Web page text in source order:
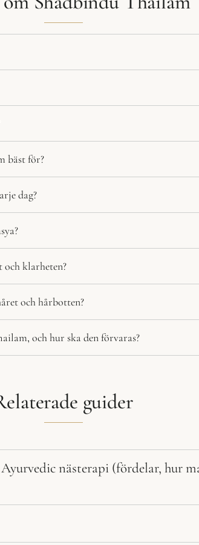
bäst för?
dag?
klarheten?
och hårbotten?
och hur ska den förvaras?
guider
nästerapi (fördelar, hur